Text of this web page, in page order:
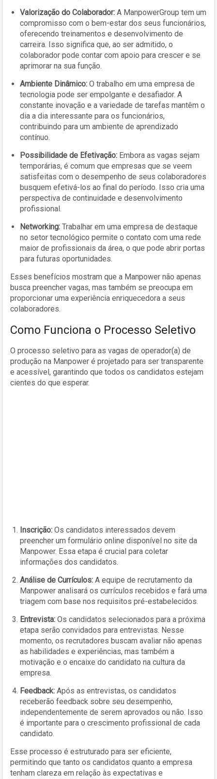
Valorização do Colaborador: A ManpowerGroup tem um
compromisso com o bem-estar dos seus funcionários,
oferecendo treinamentos e desenvolvimento de
carreira. Isso significa que, ao ser admitido, o
colaborador pode contar com apoio para crescer e se
aprimorar na sua função.
Ambiente Dinâmico: O trabalho em uma empresa de
tecnologia pode ser empolgante e desafiador. A
constante inovação e a variedade de tarefas mantêm o
dia a dia interessante para os funcionários,
contribuindo para um ambiente de aprendizado
contínuo.
Possibilidade de Efetivação: Embora as vagas sejam
temporárias, é comum que empresas que se veem
satisfeitas com o desempenho de seus colaboradores
busquem efetivá-los ao final do período. Isso cria uma
perspectiva de continuidade e desenvolvimento
profissional.
Networking: Trabalhar em uma empresa de destaque
no setor tecnológico permite o contato com uma rede
maior de profissionais da área, o que pode abrir portas
para futuras oportunidades.
Esses benefícios mostram que a Manpower não apenas
busca preencher vagas, mas também se preocupa em
proporcionar uma experiência enriquecedora a seus
colaboradores.
Como Funciona o Processo Seletivo
O processo seletivo para as vagas de operador(a) de
produção na Manpower é projetado para ser transparente
e acessível, garantindo que todos os candidatos estejam
cientes do que esperar.
Inscrição: Os candidatos interessados devem
preencher um formulário online disponível no site da
Manpower. Essa etapa é crucial para coletar
informações dos candidatos.
Análise de Currículos: A equipe de recrutamento da
Manpower analisará os currículos recebidos e fará uma
triagem com base nos requisitos pré-estabelecidos.
Entrevista: Os candidatos selecionados para a próxima
etapa serão convidados para entrevistas. Nesse
momento, os recrutadores buscam avaliar não apenas
as habilidades e experiências, mas também a
motivação e o encaixe do candidato na cultura da
empresa.
Feedback: Após as entrevistas, os candidatos
receberão feedback sobre seu desempenho,
independentemente de serem aprovados ou não. Isso
é importante para o crescimento profissional de cada
candidato.
Esse processo é estruturado para ser eficiente,
permitindo que tanto os candidatos quanto a empresa
tenham clareza em relação às expectativas e